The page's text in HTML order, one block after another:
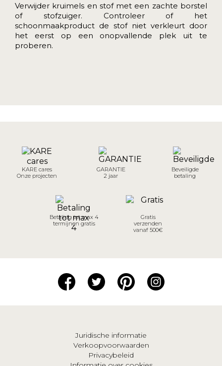
Verwijder kruimels en stof met een zachte borstel
of stofzuiger. Controleer of het
schoonmaakproduct de stof niet verkleurt door
het eerst op een onopvallende plek uit te
proberen.
KARE cares
Onze projecten
GARANTIE
2 jaar
Beveiligde
betaling
Betaling tot max 4
termijnen gratis
Gratis
verzenden
vanaf 500€
Juridische informatie
Verkoopvoorwaarden
Privacybeleid